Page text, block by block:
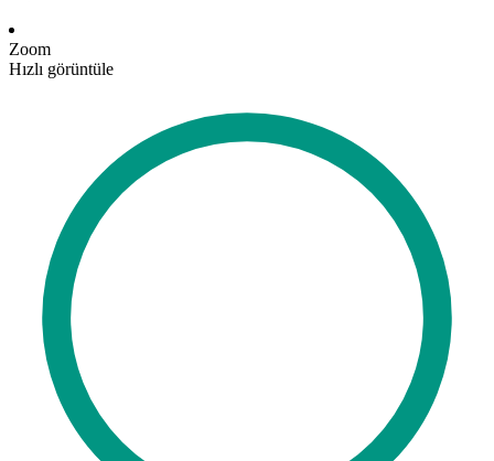
Zoom
Hızlı görüntüle